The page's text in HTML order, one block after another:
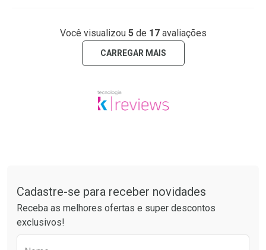
Você visualizou 5de 17avaliações
CARREGAR MAIS
Cadastre-se para receber novidades
Receba as melhores ofertas e super descontos
exclusivos!